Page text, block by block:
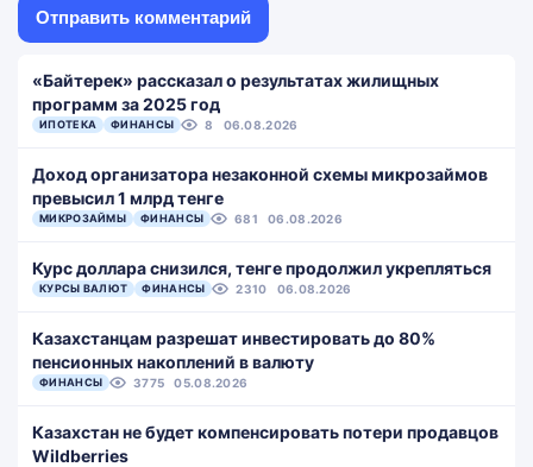
«Байтерек» рассказал о результатах жилищных
программ за 2025 год
ИПОТЕКА ФИНАНСЫ 8 06.08.2026
Доход организатора незаконной схемы микрозаймов
превысил 1 млрд тенге
МИКРОЗАЙМЫ ФИНАНСЫ 681 06.08.2026
Курс доллара снизился, тенге продолжил укрепляться
КУРСЫ ВАЛЮТ ФИНАНСЫ 2310 06.08.2026
Казахстанцам разрешат инвестировать до 80%
пенсионных накоплений в валюту
ФИНАНСЫ 3775 05.08.2026
Казахстан не будет компенсировать потери продавцов
Wildberries